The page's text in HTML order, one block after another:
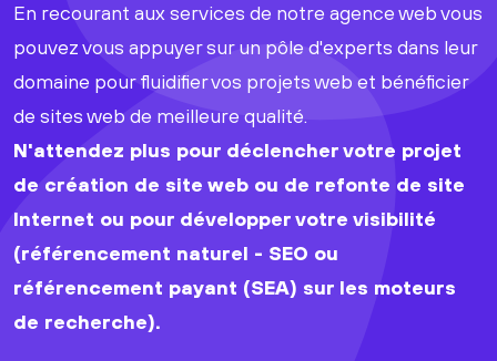
En recourant aux services de notre agence web vous
pouvez vous appuyer sur un pôle d'experts dans leur
domaine pour fluidifier vos projets web et bénéficier
de sites web de meilleure qualité.
N'attendez plus pour déclencher votre projet
de création de site web ou de refonte de site
Internet ou pour développer votre visibilité
(référencement naturel - SEO ou
référencement payant (SEA) sur les moteurs
de recherche).